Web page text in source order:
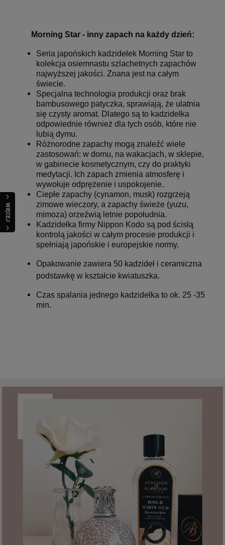
WIĘCEJ
Morning Star - inny zapach na każdy dzień:
Seria japońskich kadzidełek Morning Star to
kolekcja osiemnastu szlachetnych zapachów
najwyższej jakości. Znana jest na całym
świecie.
Specjalna technologia produkcji oraz brak
bambusowego patyczka, sprawiają, że ulatnia
się czysty aromat. Dlatego są to kadzidełka
odpowiednie również dla tych osób, które nie
lubią dymu.
Różnorodne zapachy mogą znaleźć wiele
zastosowań: w domu, na wakacjach, w sklepie,
w gabinecie kosmetycznym, czy do praktyki
medytacji. Ich zapach zmienia atmosferę i
wywołuje odprężenie i uspokojenie.
Ciepłe zapachy (cynamon, musk) rozgrzeją
zimowe wieczory, a zapachy świeże (yuzu,
mimoza) orzeźwią letnie popołudnia.
Kadzidełka firmy Nippon Kodo są pod ścisłą
kontrolą jakości w całym procesie produkcji i
spełniają japońskie i europejskie normy.
Opakowanie zawiera 50 kadzideł i ceramiczna
podstawkę w kształcie kwiatuszka.
Czas spalania jednego kadzidełka to ok. 25 -35
min.